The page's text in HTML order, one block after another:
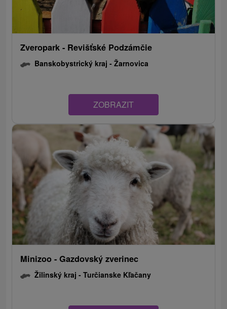
Zveropark - Revišťské Podzámčie
Banskobystrický kraj -Žarnovica
ZOBRAZIT
Minizoo - Gazdovský zverinec
Žilinský kraj -Turčianske Kľačany